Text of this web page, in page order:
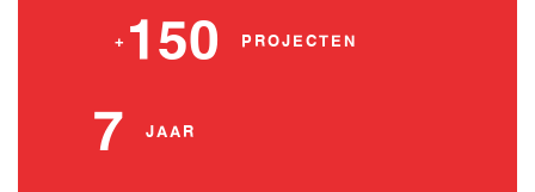
+ 150 PROJECTEN
7 JAAR